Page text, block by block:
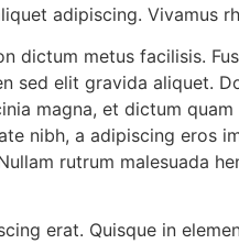
adipiscing. Vivamus
dictum metus facilisis.
sed elit gravida aliquet.
magna, et dictum
nibh, a adipiscing eros
rutrum malesuada
erat. Quisque in